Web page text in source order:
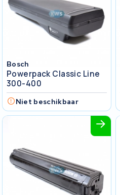
Bosch
Powerpack Classic Line
300-400
Niet beschikbaar